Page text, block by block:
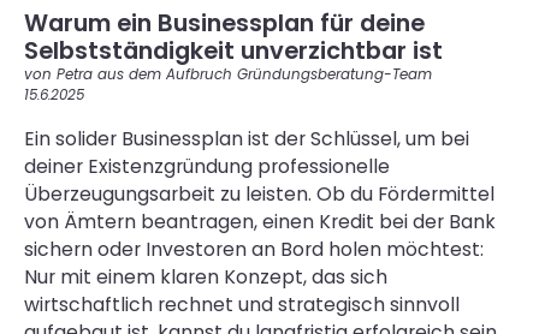
Warum ein Businessplan für deine
Selbstständigkeit unverzichtbar ist
von Petra aus dem Aufbruch Gründungsberatung-Team
15.6.2025
Ein solider Businessplan ist der Schlüssel, um bei
deiner Existenzgründung professionelle
Überzeugungsarbeit zu leisten. Ob du Fördermittel
von Ämtern beantragen, einen Kredit bei der Bank
sichern oder Investoren an Bord holen möchtest:
Nur mit einem klaren Konzept, das sich
wirtschaftlich rechnet und strategisch sinnvoll